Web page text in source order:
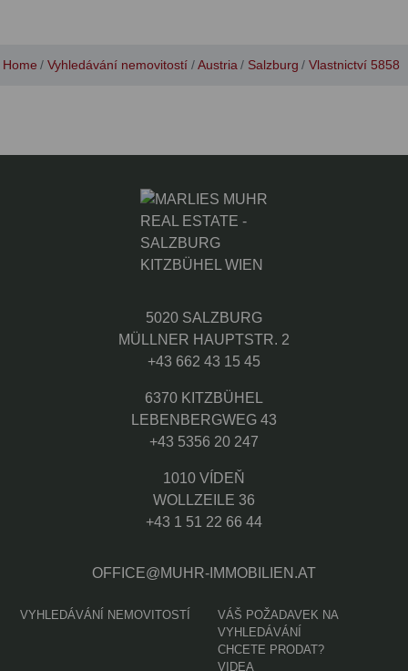
Home Vyhledávání nemovitostí Austria Salzburg Vlastnictví 5858
5020 SALZBURG
MÜLLNER HAUPTSTR. 2
+43 662 43 15 45
6370 KITZBÜHEL
LEBENBERGWEG 43
+43 5356 20 247
1010 VÍDEŇ
WOLLZEILE 36
+43 1 51 22 66 44
OFFICE@MUHR-IMMOBILIEN.AT
VYHLEDÁVÁNÍ NEMOVITOSTÍ
VÁŠ POŽADAVEK NA
VYHLEDÁVÁNÍ
CHCETE PRODAT?
VIDEA